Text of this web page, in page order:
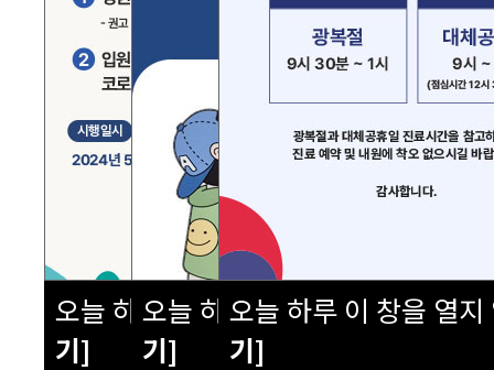
오늘 하루 이 창을 열지 않음 [닫
기]
오늘 하루 이 창을 열지 않음[닫
기]
오늘 하루 이 창을 열지
기]